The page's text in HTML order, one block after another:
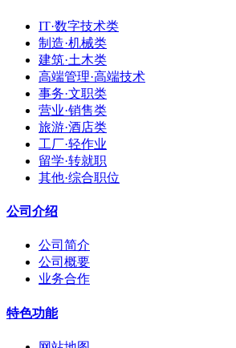
IT·数字技术类
制造·机械类
建筑·土木类
高端管理·高端技术
事务·文职类
营业·销售类
旅游·酒店类
工厂·轻作业
留学·转就职
其他·综合职位
公司介绍
公司简介
公司概要
业务合作
特色功能